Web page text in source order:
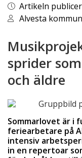
Artikeln
Alvesta kommun
sprider
och äldre
Sommarlovet är i
feriearbetare på
intensiv
in en repertoar